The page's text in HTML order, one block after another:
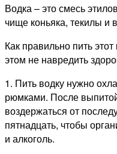
Водка – это смесь
чище коньяка, текилы и
Как правильно пить
этом не навредить
1. Пить водку нужно
рюмками. После
воздержаться от
пятнадцать, чтобы
и алкоголь.